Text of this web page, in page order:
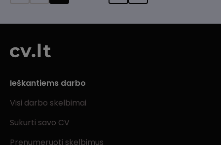
Ieškantiems darbo
Visi darbo skelbimai
Sukurti savo CV
Prenumeruoti skelbimus